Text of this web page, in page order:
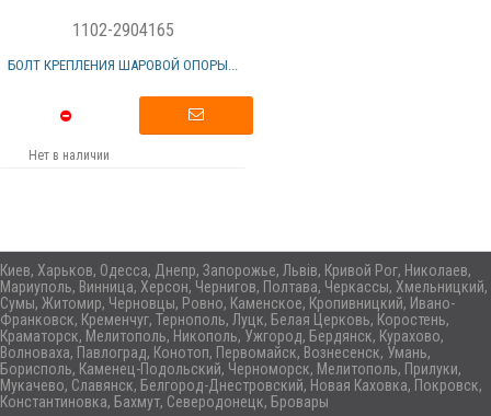
1102-2904165
БОЛТ КРЕПЛЕНИЯ ШАРОВОЙ ОПОРЫ...
Нет в наличии
Киев, Харьков, Одесса, Днепр, Запорожье, Львів, Кривой Рог, Николаев,
Мариуполь, Винница, Херсон, Чернигов, Полтава, Черкассы, Хмельницкий,
Сумы, Житомир, Черновцы, Ровно, Каменское, Кропивницкий, Ивано-
Франковск, Кременчуг, Тернополь, Луцк, Белая Церковь, Коростень,
Краматорск, Мелитополь, Никополь, Ужгород, Бердянск, Курахово,
Волноваха, Павлоград, Конотоп, Первомайск, Вознесенск, Умань,
Борисполь, Каменец-Подольский, Черноморск, Мелитополь, Прилуки,
Мукачево, Славянск, Белгород-Днестровский, Новая Каховка, Покровск,
Константиновка, Бахмут, Северодонецк, Бровары